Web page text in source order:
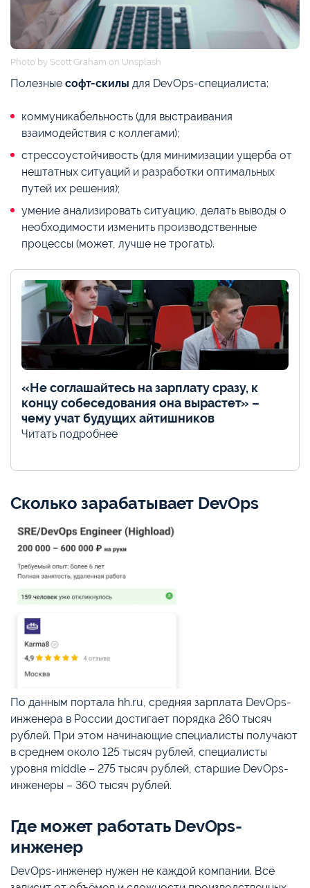
Photo by Scott Graham on Unsplash
Полезные софт-скилы для DevOps-специалиста:
коммуникабельность (для выстраивания
взаимодействия с коллегами);
стрессоустойчивость (для минимизации ущерба от
нештатных ситуаций и разработки оптимальных
путей их решения);
умение анализировать ситуацию, делать выводы о
необходимости изменить производственные
процессы (может, лучше не трогать).
«Не соглашайтесь на зарплату сразу, к
концу собеседования она вырастет» –
чему учат будущих айтишников
Читать подробнее
Сколько зарабатывает DevOps
По данным портала hh.ru, средняя зарплата DevOps-
инженера в России достигает порядка 260 тысяч
рублей. При этом начинающие специалисты получают
в среднем около 125 тысяч рублей, специалисты
уровня middle – 275 тысяч рублей, старшие DevOps-
инженеры – 360 тысяч рублей.
Где может работать DevOps-
инженер
DevOps-инженер нужен не каждой компании. Всё